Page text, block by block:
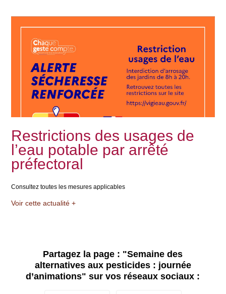
Restrictions des usages de
l’eau potable par arrêté
préfectoral
Consultez toutes les mesures applicables
Voir cette actualité +
Partagez la page : "Semaine des
alternatives aux pesticides : journée
d’animations" sur vos réseaux sociaux :